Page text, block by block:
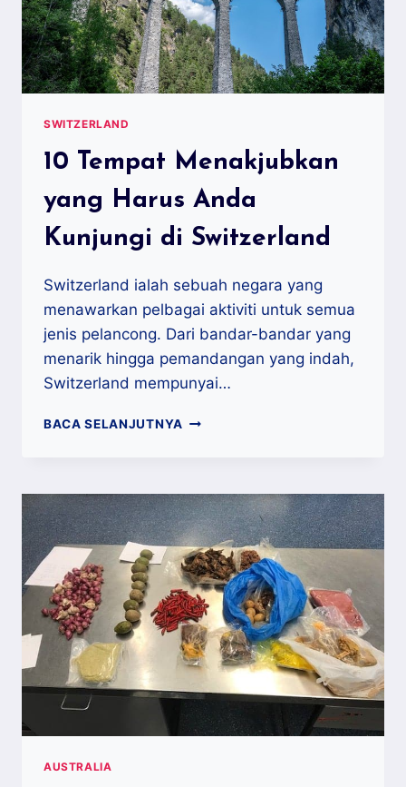
SWITZERLAND
10 Tempat Menakjubkan
yang Harus Anda
Kunjungi di Switzerland
Switzerland ialah sebuah negara yang
menawarkan pelbagai aktiviti untuk semua
jenis pelancong. Dari bandar-bandar yang
menarik hingga pemandangan yang indah,
Switzerland mempunyai…
BACA SELANJUTNYA 10
HARUS
ANDA
KUNJUNGI
DI
SWITZERLAND
AUSTRALIA